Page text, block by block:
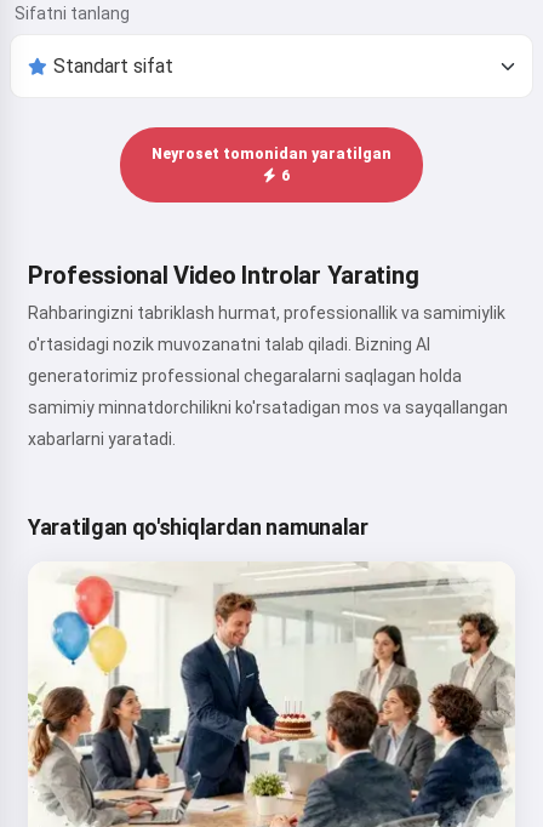
Sifatni tanlang
Neyroset tomonidan yaratilgan
6
Professional Video Introlar Yarating
Rahbaringizni tabriklash hurmat, professionallik va samimiylik
o'rtasidagi nozik muvozanatni talab qiladi. Bizning AI
generatorimiz professional chegaralarni saqlagan holda
samimiy minnatdorchilikni ko'rsatadigan mos va sayqallangan
xabarlarni yaratadi.
Yaratilgan qo'shiqlardan namunalar